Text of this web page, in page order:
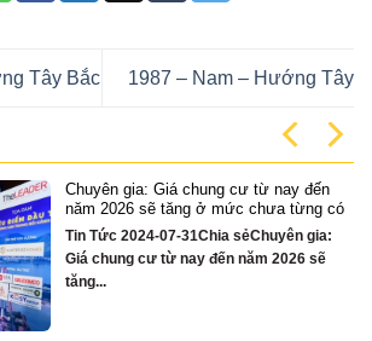
Tây Bắc 1987 – Nam – Hướng Tây
Cặp Nhà phố sát sông Sonata 3 tầng
chỉ hơn 16 tỷ
Quỹ căn VipTin Tức 2024-12-13Chia
sẻCặp nhà phố 3 tầng sát sông Hàn Đà
Nẵng....